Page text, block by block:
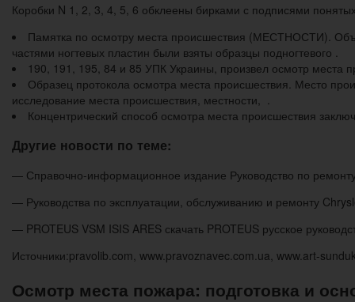
Коробки N 1, 2, 3, 4, 5, 6 обклеены бирками с подписями
Памятка по осмотру места происшествия (МЕСТНОСТИ).
частями ногтевых пластин были взяты образцы подногтевого .
190, 191, 195, 84 и 85 УПК Украины, произвел осмотр места
Образец протокола осмотра места происшествия. Место
исследование места происшествия, местности, .
Концентрический способ осмотра места происшествия
Другие новости по теме:
— Справочно-информационное издание Руководство по
— Руководства по эксплуатации, обслуживанию и ремонту
— PROTEUS VSM ISIS ARES скачать PROTEUS русское
Источники:pravolib.com, www.pravoznavec.com.ua, www.art-
Осмотр места пожара: подготовка и